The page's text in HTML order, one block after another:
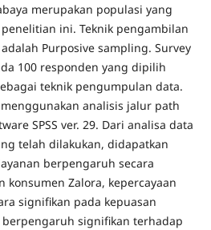
merupakan populasi yang
ini. Teknik pengambilan
Purposive sampling. Survey
100 responden yang dipilih
teknik pengumpulan data.
analisis jalur path
SPSS ver. 29. Dari analisa data
telah dilakukan, didapatkan
berpengaruh secara
konsumen Zalora, kepercayaan
signifikan pada kepuasan
signifikan terhadap